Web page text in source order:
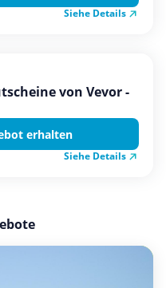
Siehe Details
von Vevor -
erhalten
Siehe Details